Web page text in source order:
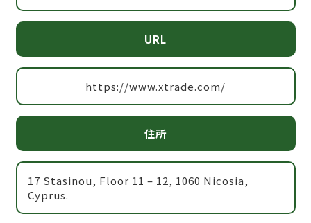
URL
https://www.xtrade.com/
住所
17 Stasinou, Floor 11 – 12, 1060 Nicosia,
Cyprus.